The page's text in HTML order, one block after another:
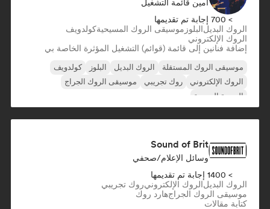
أمين قائمة التشغيل
> 700 إجابة تم تقديمها
الروك البديلالبلوز موسيقى الروك المسيحيةكولدويف
الروك الإلكتروني
إضافة فنانين إلى قائمة (قوائم) التشغيل المؤثرة الخاصة بي
موسيقى الروك المستقلة الروك البديل البلوز
كولدويف
الروك الإلكتروني
روك تجريبي
موسيقى الروك الجراج
الموجة الجديدة
Sound of Brit
وسائل الإعلام/صحفي
> 1400 إجابة تم تقديمها
الروك البديلالروك الإلكترونيروك تجريبي
موسيقى الروك الجراجهارد روك
كتابة مقالات